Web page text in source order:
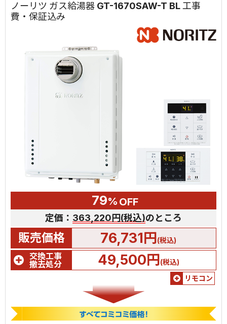
ノーリツ ガス給湯器 GT-1670SAW-T BL 工事
費・保証込み
79% OFF
定価： 363,220円(税込)のところ
販売価格 76,731円(税込)
交換工事
撤去処分
49,500円(税込)
リモコン